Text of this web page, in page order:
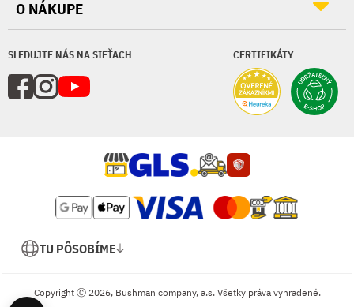
SLEDUJTE NÁS NA SIEŤACH CERTIFIKÁTY
O NÁKUPE
TU PÔSOBÍME
Copyright Ⓒ 2026, Bushman company, a.s. Všetky práva vyhradené.